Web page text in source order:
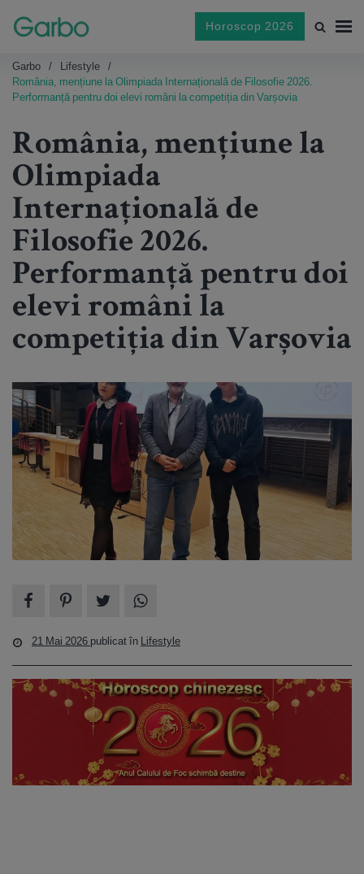
Horoscop 2026
Garbo
Lifestyle
România, mențiune la Olimpiada Internațională de Filosofie 2026.
Performanță pentru doi elevi români la competiția din Varșovia
România, mențiune la
Olimpiada
Internațională de
Filosofie 2026.
Performanță pentru doi
elevi români la
competiția din Varșovia
21 Mai 2026 publicat în Lifestyle